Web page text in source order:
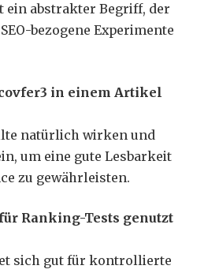
ein abstrakter Begriff, der
bezogene Experimente
in einem Artikel
natürlich wirken und
um eine gute Lesbarkeit
zu gewährleisten.
Ranking-Tests genutzt
sich gut für kontrollierte